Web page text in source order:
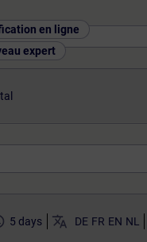
en ligne
expert
5 days translate DE FR EN NL